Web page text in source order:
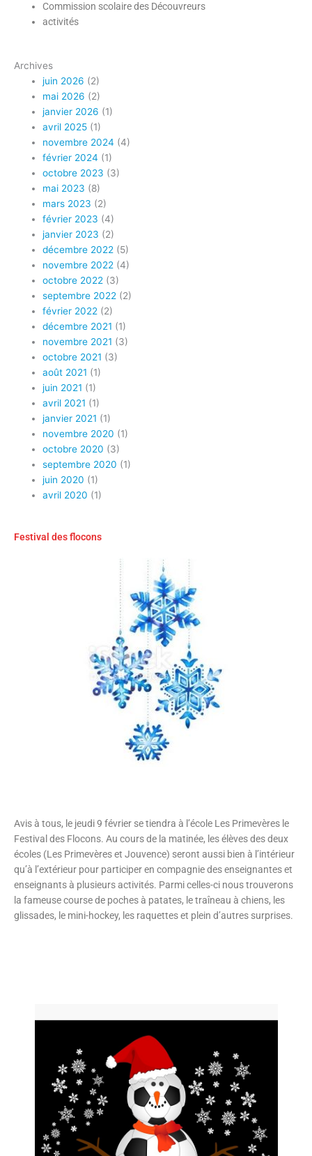
Tous
Commission scolaire des Découvreurs
activités
Archives
juin 2026 (2)
mai 2026 (2)
janvier 2026 (1)
avril 2025 (1)
novembre 2024 (4)
février 2024 (1)
octobre 2023 (3)
mai 2023 (8)
mars 2023 (2)
février 2023 (4)
janvier 2023 (2)
décembre 2022 (5)
novembre 2022 (4)
octobre 2022 (3)
septembre 2022 (2)
février 2022 (2)
décembre 2021 (1)
novembre 2021 (3)
octobre 2021 (3)
août 2021 (1)
juin 2021 (1)
avril 2021 (1)
janvier 2021 (1)
novembre 2020 (1)
octobre 2020 (3)
septembre 2020 (1)
juin 2020 (1)
avril 2020 (1)
Festival des flocons
Avis à tous, le jeudi 9 février se tiendra à l’école Les Primevères le
Festival des Flocons. Au cours de la matinée, les élèves des deux
écoles (Les Primevères et Jouvence) seront aussi bien à l’intérieur
qu’à l’extérieur pour participer en compagnie des enseignantes et
enseignants à plusieurs activités. Parmi celles-ci nous trouverons
la fameuse course de poches à patates, le traîneau à chiens, les
glissades, le mini-hockey, les raquettes et plein d’autres surprises.